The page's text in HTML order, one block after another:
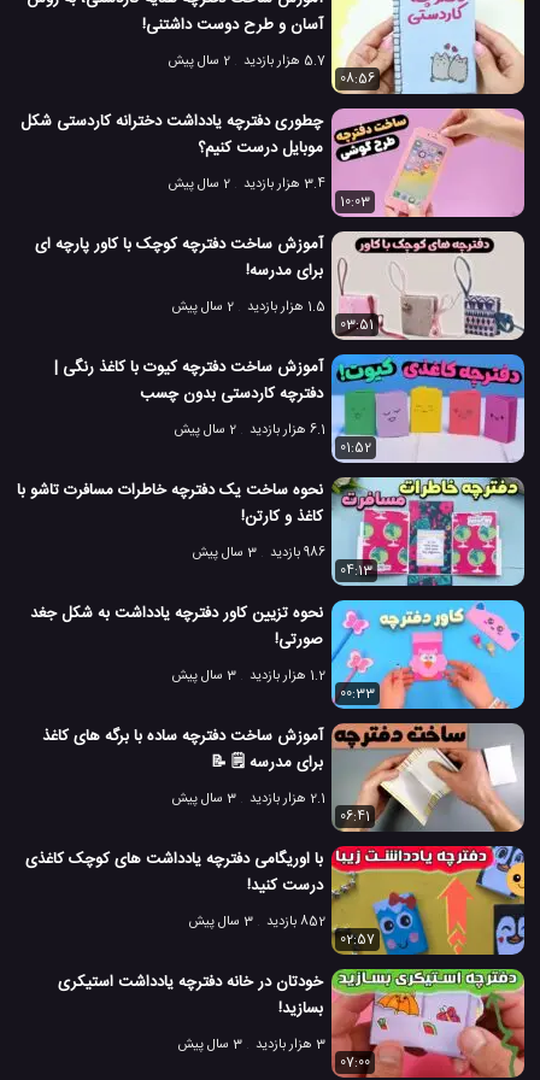
آسان و طرح دوست داشتنی!
5.7 هزار بازدید
2 سال پیش
08:56
چطوری دفترچه یادداشت دخترانه کاردستی شکل
موبایل درست کنیم؟
3.4 هزار بازدید
2 سال پیش
10:03
آموزش ساخت دفترچه کوچک با کاور پارچه ای
برای مدرسه!
1.5 هزار بازدید
2 سال پیش
03:51
آموزش ساخت دفترچه کیوت با کاغذ رنگی |
دفترچه کاردستی بدون چسب
6.1 هزار بازدید
2 سال پیش
01:52
نحوه ساخت یک دفترچه خاطرات مسافرت تاشو با
کاغذ و کارتن!
986 بازدید
3 سال پیش
04:13
نحوه تزیین کاور دفترچه یادداشت به شکل جغد
صورتی!
1.2 هزار بازدید
3 سال پیش
00:33
آموزش ساخت دفترچه ساده با برگه های کاغذ
برای مدرسه 🗒️ 📝
2.1 هزار بازدید
3 سال پیش
06:41
با اوریگامی دفترچه یادداشت های کوچک کاغذی
درست کنید!
852 بازدید
3 سال پیش
02:57
خودتان در خانه دفترچه یادداشت استیکری
بسازید!
3 هزار بازدید
3 سال پیش
07:00